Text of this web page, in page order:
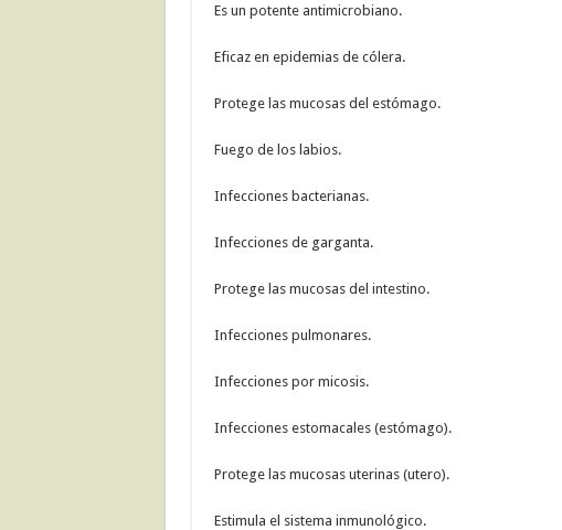
Es un potente antimicrobiano.
Eficaz en epidemias de cólera.
Protege las mucosas del estómago.
Fuego de los labios.
Infecciones bacterianas.
Infecciones de garganta.
Protege las mucosas del intestino.
Infecciones pulmonares.
Infecciones por micosis.
Infecciones estomacales (estómago).
Protege las mucosas uterinas (utero).
Estimula el sistema inmunológico.